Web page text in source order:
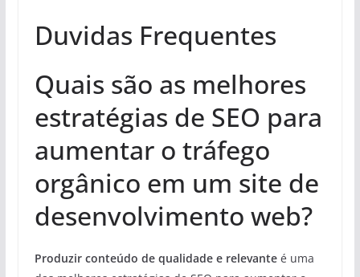
Duvidas Frequentes
Quais são as melhores
estratégias de SEO para
aumentar o tráfego
orgânico em um site de
desenvolvimento web?
Produzir conteúdo de qualidade e relevanteé uma